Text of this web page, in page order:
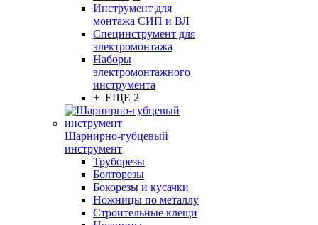
Инструмент для
монтажа СИП и ВЛ
Специнструмент для
электромонтажа
Наборы
электромонтажного
инструмента
+ ЕЩЕ 2
Шарнирно-губцевый
инструмент
Труборезы
Болторезы
Бокорезы и кусачки
Ножницы по металлу
Строительные клещи